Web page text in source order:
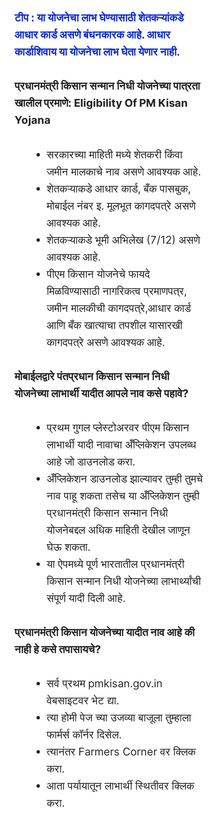
टीप : या योजनेचा लाभ घेण्यासाठी शेतकऱ्यांकडे
आधार कार्ड असणे बंधनकारक आहे. आधार
कार्डाशिवाय या योजनेचा लाभ घेता येणार नाही.
प्रधानमंत्री किसान सन्मान निधी योजनेच्या पात्रता
खालील प्रमाणे: Eligibility Of PM Kisan
Yojana
सरकारच्या माहिती मध्ये शेतकरी किंवा
जमीन मालकाचे नाव असणे आवश्यक आहे.
शेतकऱ्याकडे आधार कार्ड, बँक पासबुक,
मोबाईल नंबर इ. मूलभूत कागदपत्रे असणे
आवश्यक आहे.
शेतकऱ्याकडे भूमी अभिलेख (7/12) असणे
आवश्यक आहे.
पीएम किसान योजनेचे फायदे
मिळविण्यासाठी नागरिकत्व प्रमाणपत्र,
जमीन मालकीची कागदपत्रे,आधार कार्ड
आणि बँक खात्याचा तपशील यासारखी
कागदपत्रे असणे आवश्यक आहे.
मोबाईलद्वारे पंतप्रधान किसान सन्मान निधी
योजनेच्या लाभार्थी यादीत आपले नाव कसे पहावे?
प्रथम गुगल प्लेस्टोअरवर पीएम किसान
लाभार्थी यादी नावाचा अँप्लिकेशन उपलब्ध
आहे जो डाउनलोड करा.
अँप्लिकेशन डाउनलोड झाल्यावर तुम्ही तुमचे
नाव पाहू शकता तसेच या अँप्लिकेशन तुम्ही
प्रधानमंत्री किसान सन्मान निधी
योजनेबद्दल अधिक माहिती देखील जाणून
घेऊ शकता.
या ऐपमध्ये पूर्ण भारतातील प्रधानमंत्री
किसान सन्मान निधी योजनेच्या लाभार्थ्यांची
संपूर्ण यादी दिली आहे.
प्रधानमंत्री किसान योजनेच्या यादीत नाव आहे की
नाही हे कसे तपासायचे?
सर्व प्रथम pmkisan.gov.in
वेबसाइटवर भेट द्या.
त्या होमी पेज च्या उजव्या बाजूला तुम्हाला
फार्मर्स कॉर्नर दिसेल.
त्यानंतर Farmers Corner वर क्लिक
करा.
आता पर्यायातून लाभार्थी स्थितीवर क्लिक
करा.